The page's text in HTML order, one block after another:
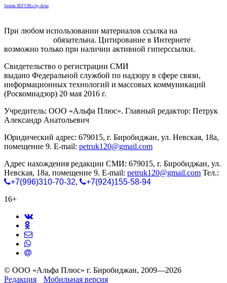
Joomla SEF URLs by Artio
При любом использовании материалов ссылка на
обязательна. Цитирование в Интернете
возможно только при наличии активной гиперссылки.
Свидетельство о регистрации СМИ
выдано Федеральной службой по надзору в сфере связи,
информационных технологий и массовых коммуникаций
(Роскомнадзор) 20 мая 2016 г.
Учредитель: ООО «Альфа Плюс». Главный редактор: Петрук
Александр Анатольевич
Юридический адрес: 679015, г. Биробиджан, ул. Невская, 18а,
помещение 9. E-mail: petruk120@gmail.com
Адрес нахождения редакции СМИ: 679015, г. Биробиджан, ул.
Невская, 18а, помещение 9. E-mail: petruk120@gmail.com Тел.:
+7(996)310-70-32,
+7(924)155-58-94
16+
© ООО «Альфа Плюс» г. Биробиджан, 2009—2026
Редакция
Мобильная версия